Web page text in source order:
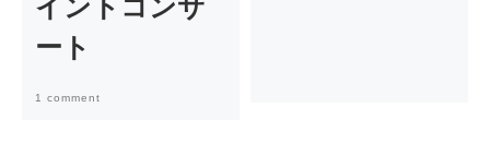
イントコンサ
ート
1 comment